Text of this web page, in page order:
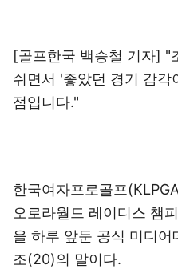
[골프한국 백승철 기자] "
쉬면서 '좋았던 경기 감
점입니다."
한국여자프로골프
오로라월드 레이디스 챔
을 하루 앞둔 공식 미디
조(20)의 말이다.